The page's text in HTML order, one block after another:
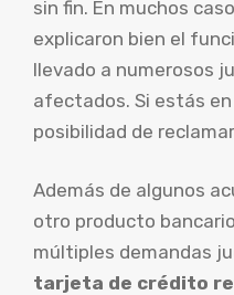
sin fin. En muchos
explicaron bien el
llevado a numerosos
afectados. Si estás
posibilidad de
Además de algunos
otro producto
múltiples demandas
tarjeta de crédito